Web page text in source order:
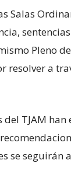
Salas
Pleno
a
TJAM
se seguirán